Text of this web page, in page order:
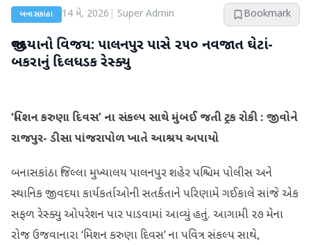
બનાસકાંઠા 14 મે, 2026 Super Admin Bookmark
જીવદયાનો વિજય: પાલનપુર પાસે ૨૫૦ નવજાત ઘેટાં-
બકરાનું દિલધડક રેસ્ક્યુ
​‘મિશન કરુણા દિવસ’ ના સંકલ્પ સાથે મુંબઈ જતી ટ્રક રોકી : જીવોને
રાજપુર- ડીસા પાંજરાપોળ ખાતે આશ્રય અપાયો
બનાસકાંઠા જિલ્લા મુખ્યાલય પાલનપુર શહેર પશ્ચિમ પોલીસ અને
સ્થાનિક જીવદયા કાર્યકર્તાઓની સતર્કતાને પરિણામે ગઈકાલે સાંજે એક
સફળ રેસ્ક્યુ ઓપરેશન પાર પાડવામાં આવ્યું હતું. આગામી ૨૭ મેના
રોજ ઉજવાનારા ‘મિશન કરુણા દિવસ’ ના પવિત્ર સંકલ્પ સાથે,